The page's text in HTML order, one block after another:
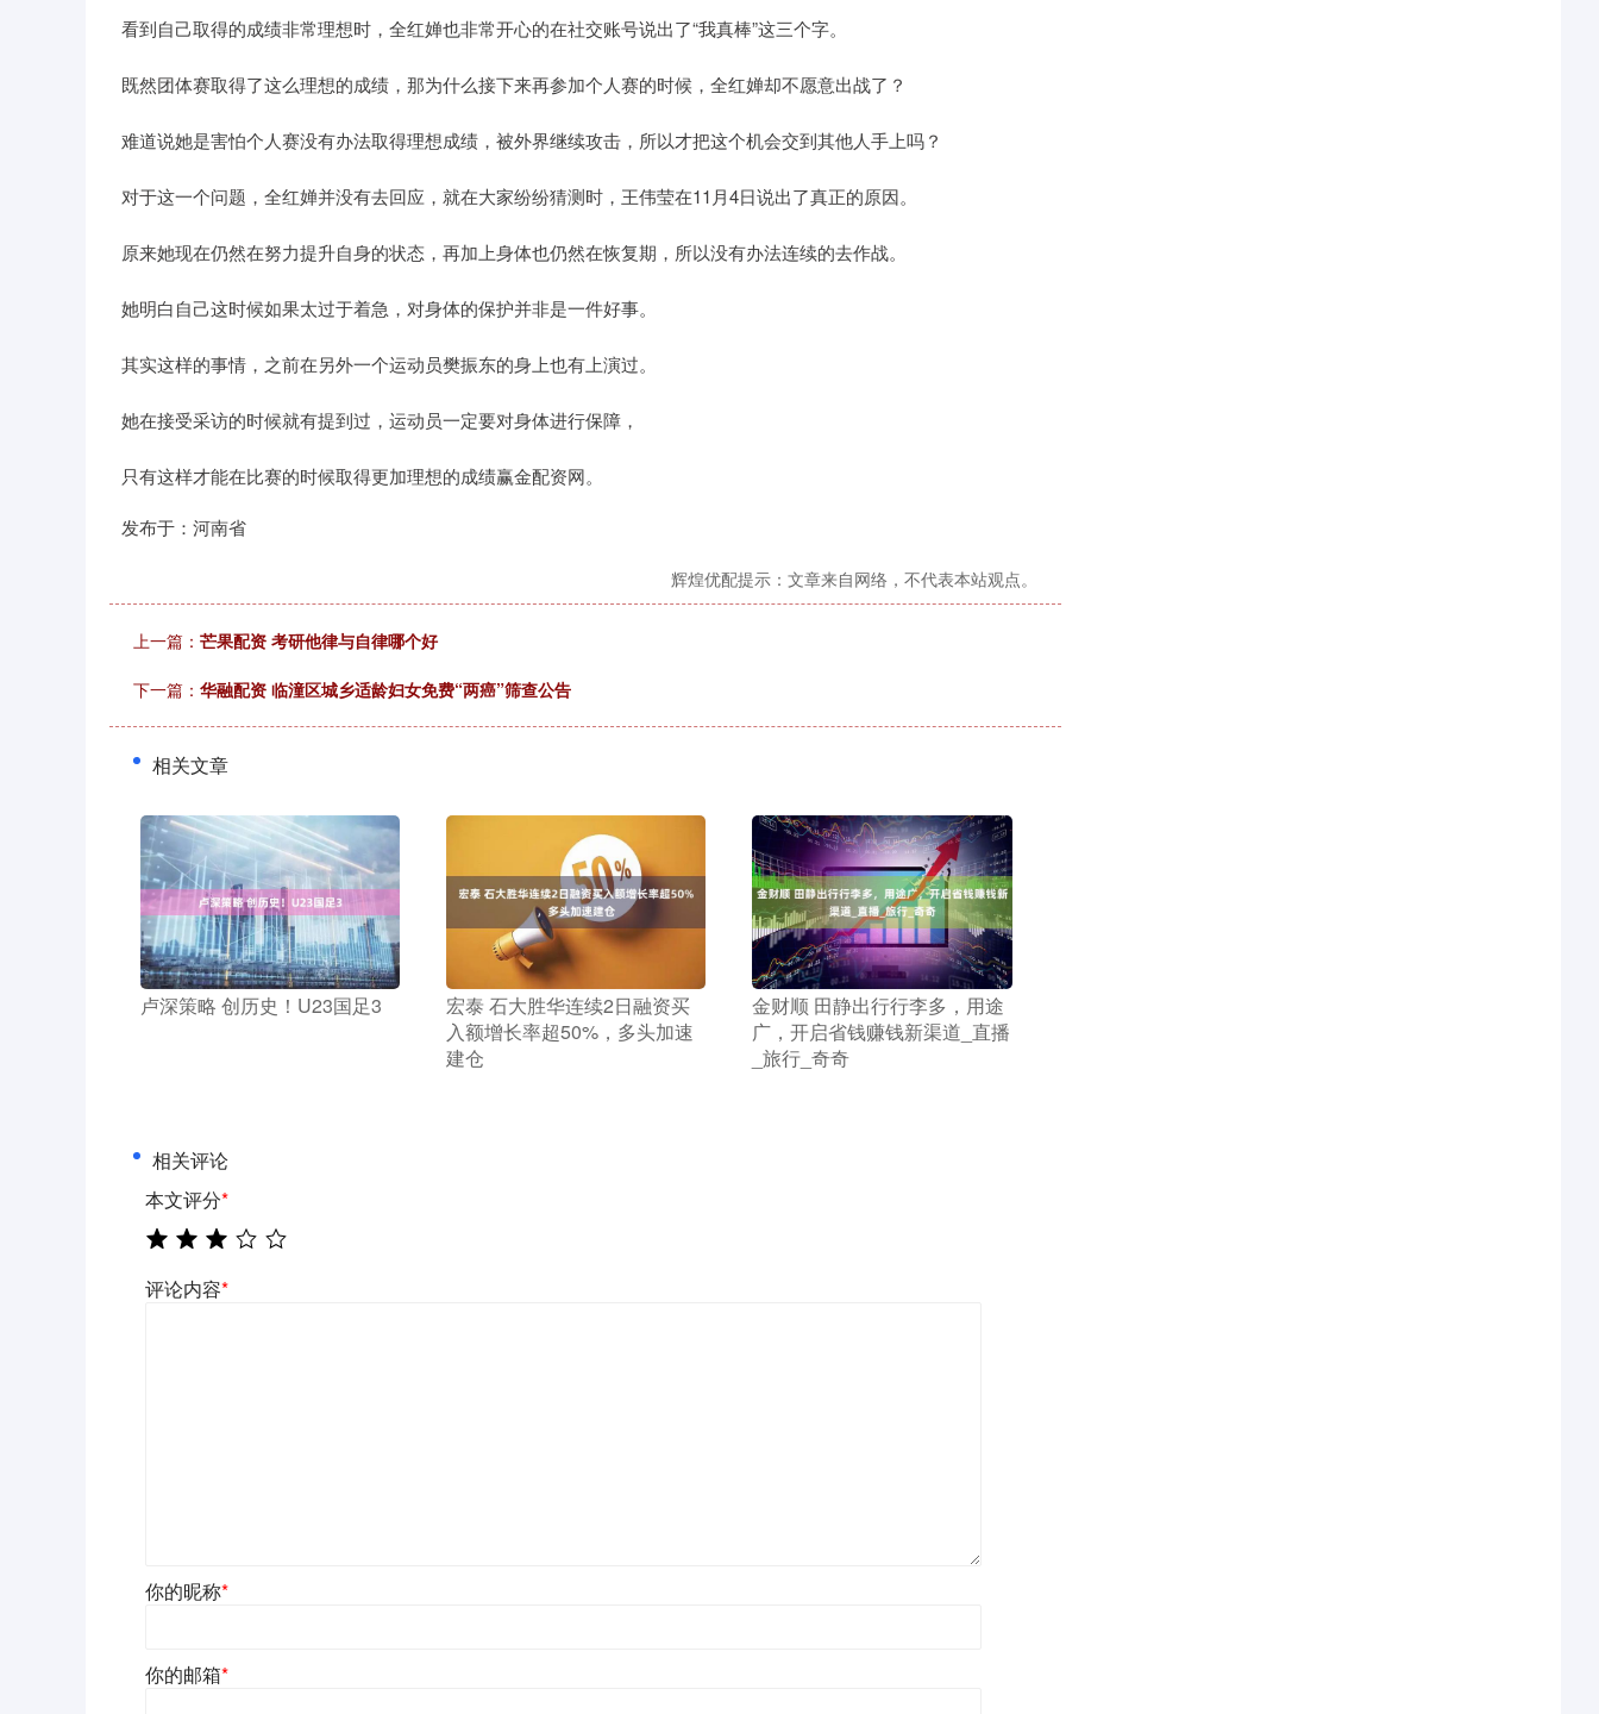
看到自己取得的成绩非常理想时，全红婵也非常开心的在社交账号说出了“我真棒”这三个字。
既然团体赛取得了这么理想的成绩，那为什么接下来再参加个人赛的时候，全红婵却不愿意出战了？
难道说她是害怕个人赛没有办法取得理想成绩，被外界继续攻击，所以才把这个机会交到其他人手上吗？
对于这一个问题，全红婵并没有去回应，就在大家纷纷猜测时，王伟莹在11月4日说出了真正的原因。
原来她现在仍然在努力提升自身的状态，再加上身体也仍然在恢复期，所以没有办法连续的去作战。
她明白自己这时候如果太过于着急，对身体的保护并非是一件好事。
其实这样的事情，之前在另外一个运动员樊振东的身上也有上演过。
她在接受采访的时候就有提到过，运动员一定要对身体进行保障，
只有这样才能在比赛的时候取得更加理想的成绩赢金配资网。
发布于：河南省
辉煌优配提示：文章来自网络，不代表本站观点。
上一篇： 芒果配资 考研他律与自律哪个好
下一篇： 华融配资 临潼区城乡适龄妇女免费“两癌”筛查公告
相关文章
​卢深策略 创历史！U23国足3
​宏泰 石大胜华连续2日融资买
入额增长率超50%，多头加速
建仓
​金财顺 田静出行行李多，用途
广，开启省钱赚钱新渠道_直播
_旅行_奇奇
相关评论
本文评分*
评论内容*
你的昵称*
你的邮箱*